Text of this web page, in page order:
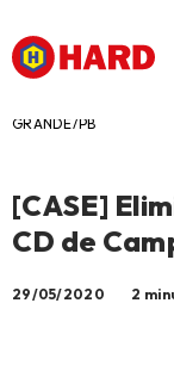
GRANDE/PB
[CASE]
CD de
29/05/2020 2